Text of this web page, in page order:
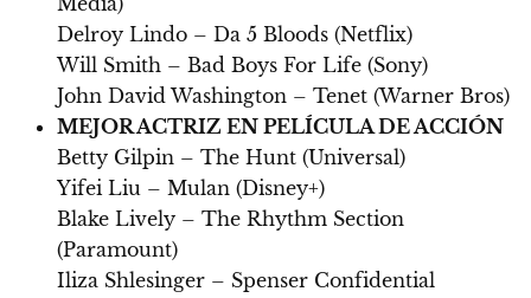
Delroy Lindo – Da 5 Bloods (Netflix)
Will Smith – Bad Boys For Life (Sony)
John David Washington – Tenet (Warner Bros)
MEJOR ACTRIZ EN PELÍCULA DE ACCIÓN
Betty Gilpin – The Hunt (Universal)
Yifei Liu – Mulan (Disney+)
Blake Lively – The Rhythm Section
(Paramount)
Iliza Shlesinger – Spenser Confidential